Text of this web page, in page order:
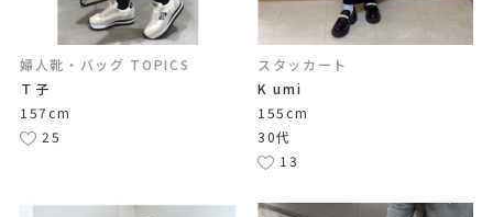
婦人靴・バッグ TOPICS
Ｔ子
157cm
25
スタッカート
K umi
155cm
30代
13